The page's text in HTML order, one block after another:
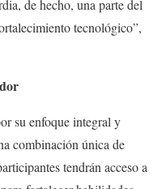
de hecho, una parte del
tecnológico”,
su enfoque integral y
combinación única de
tendrán acceso a